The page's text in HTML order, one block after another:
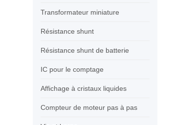
Transformateur miniature
Résistance shunt
Résistance shunt de batterie
IC pour le comptage
Affichage à cristaux liquides
Compteur de moteur pas à pas